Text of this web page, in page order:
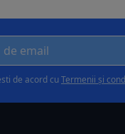
de acord cuTermenii și